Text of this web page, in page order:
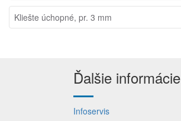
Kliešte úchopné, pr. 3 mm
Ďalšie informácie
Infoservis